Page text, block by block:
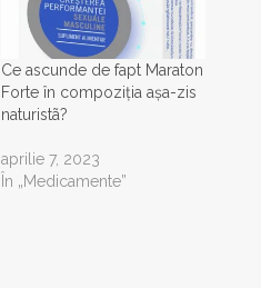
Ce ascunde de fapt Maraton
Forte în compoziția așa-zis
naturistã?
aprilie 7, 2023
În „Medicamente”